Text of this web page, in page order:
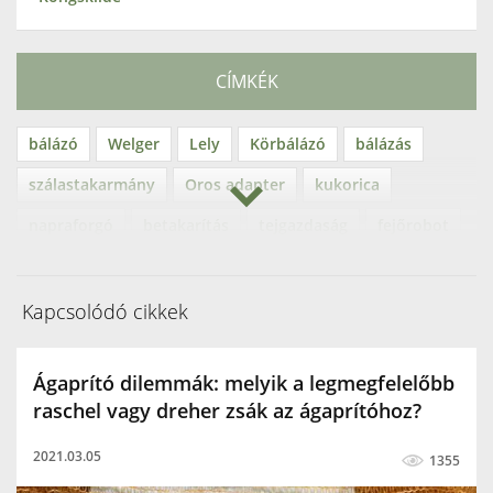
CÍMKÉK
bálázó Welger Lely Körbálázó
bálázás
szálastakarmány
Oros adapter
kukorica
Urban
gallyaprító
szálastakarmány betakarítás
Hamster
Kapcsolódó cikkek
Ágaprító dilemmák: melyik a legmegfelelőbb
raschel vagy dreher zsák az ágaprítóhoz?
2021.03.05 1355